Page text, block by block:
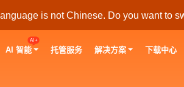
is not Chinese. Do you want to
AI+
AI 智能 托管服务 解决方案 下载中心